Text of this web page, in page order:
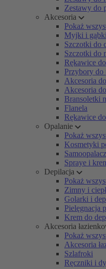
Zestawy do
Akcesoria
Pokaż
Myjki i
Szczotki do
Szczotki do
Rękawice
Przybory do
Akcesoria
Akcesoria
Bransoletki
Flanela
Rękawice
Opalanie
Pokaż
Kosmetyki
Spraye i
Depilacja
Pokaż
Zimny i
Golarki i
Pielęgnacja
Krem do
Akcesoria
Pokaż
Akcesoria
Szlafroki
Ręczniki i